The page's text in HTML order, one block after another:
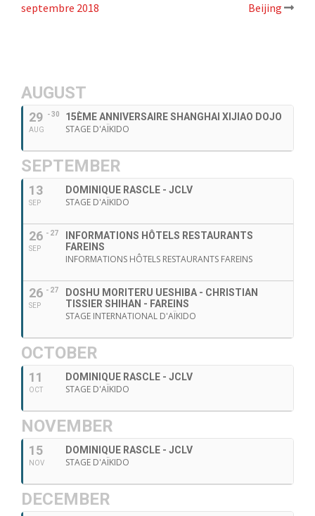
septembre 2018
Beijing
AUGUST
29
AUG
- 30 15ÈME ANNIVERSAIRE SHANGHAI XIJIAO DOJO
STAGE D'AÏKIDO
SEPTEMBER
13
SEP
DOMINIQUE RASCLE - JCLV
STAGE D'AÏKIDO
26
SEP
- 27
INFORMATIONS HÔTELS RESTAURANTS
FAREINS
INFORMATIONS HÔTELS RESTAURANTS FAREINS
26
SEP
- 27
DOSHU MORITERU UESHIBA - CHRISTIAN
TISSIER SHIHAN - FAREINS
STAGE INTERNATIONAL D'AÏKIDO
OCTOBER
11
OCT
DOMINIQUE RASCLE - JCLV
STAGE D'AÏKIDO
NOVEMBER
15
NOV
DOMINIQUE RASCLE - JCLV
STAGE D'AÏKIDO
DECEMBER